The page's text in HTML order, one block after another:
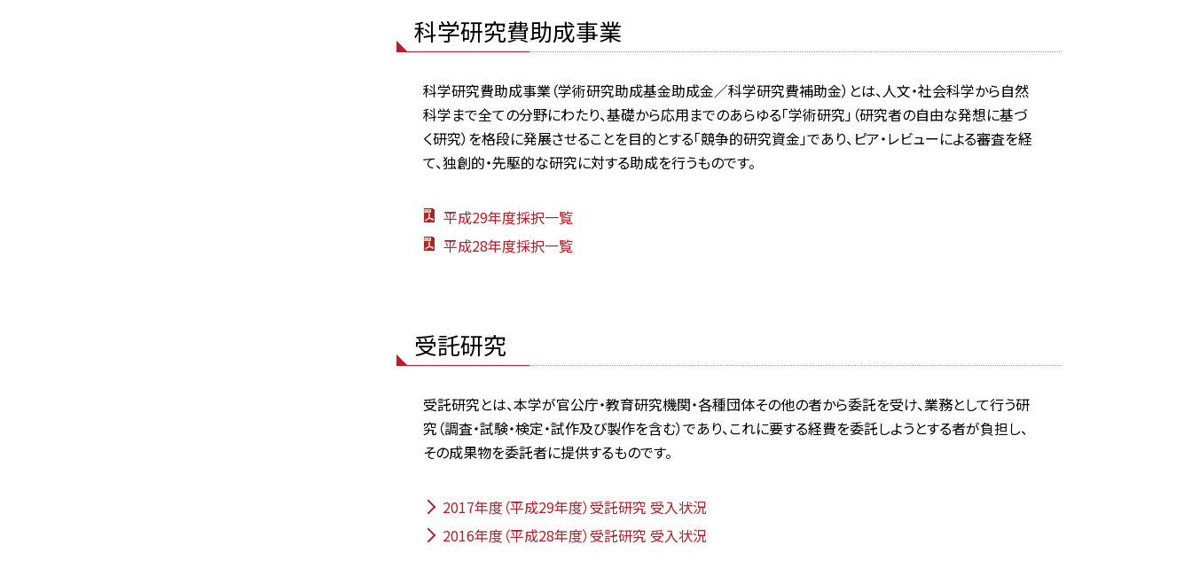
科学研究費助成事業
科学研究費助成事業（学術研究助成基金助成金／科学研究費補助金）とは、人文・社会科学から自然
科学まで全ての分野にわたり、基礎から応用までのあらゆる「学術研究」（研究者の自由な発想に基づ
く研究）を格段に発展させることを目的とする「競争的研究資金」であり、ピア・レビューによる審査を経
て、独創的・先駆的な研究に対する助成を行うものです。
平成29年度採択一覧
平成28年度採択一覧
受託研究
受託研究とは、本学が官公庁・教育研究機関・各種団体その他の者から委託を受け、業務として行う研
究（調査・試験・検定・試作及び製作を含む）であり、これに要する経費を委託しようとする者が負担し、
その成果物を委託者に提供するものです。
2017年度（平成29年度）受託研究 受入状況
2016年度（平成28年度）受託研究 受入状況